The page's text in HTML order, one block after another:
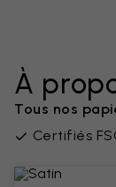
À
Tous nos
Certifiés